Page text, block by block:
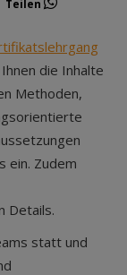
Teilen
die Inhalte
Methoden,
ein. Zudem
Details.
statt und